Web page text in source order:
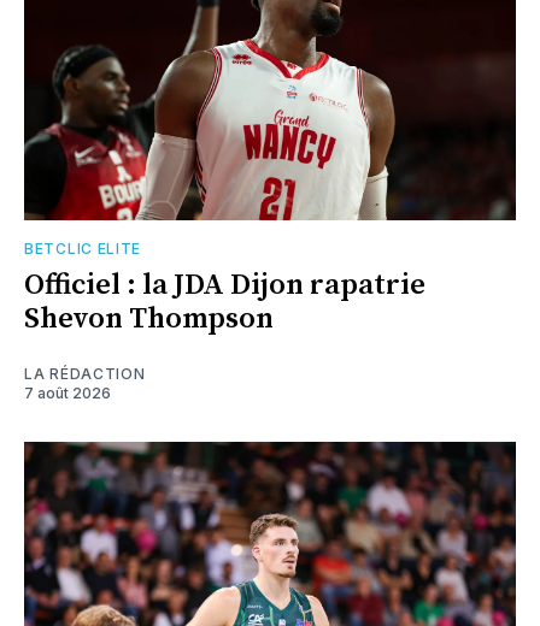
BETCLIC ELITE
Officiel : la JDA Dijon rapatrie
Shevon Thompson
LA RÉDACTION
7 août 2026